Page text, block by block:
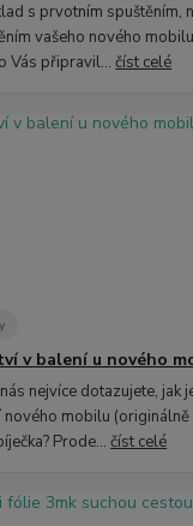
s prvotním spuštěním,
vašeho nového
Vás připravil...číst celé
v balení u nového
nejvíce dotazujete, jak
nového mobilu (originálně
Prode...číst celé